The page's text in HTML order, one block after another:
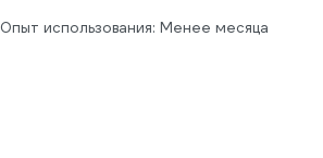
Опыт использования: Менее месяца